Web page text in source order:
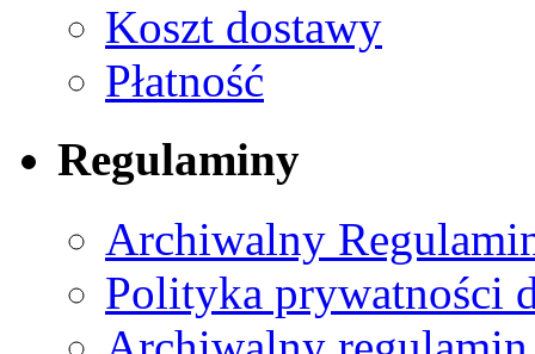
Koszt dostawy
Płatność
Regulaminy
Archiwalny
Polityka prywatności